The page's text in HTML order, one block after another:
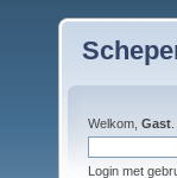
Welkom, Gast
Login met